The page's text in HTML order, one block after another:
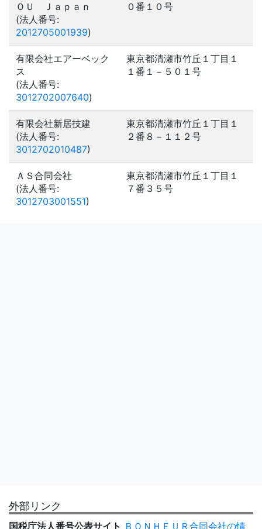
ＯＵ Ｊａｐａｎ
(法人番号:
2012705001939)
０番１０号
有限会社エアーベック
ス
(法人番号:
3012702007640)
東京都清瀬市竹丘１丁目１
１番１－５０１号
有限会社新居技建
(法人番号:
3012702010487)
東京都清瀬市竹丘１丁目１
２番８－１１２号
ＡＳ合同会社
(法人番号:
3012703001551)
東京都清瀬市竹丘１丁目１
７番３５号
外部リンク
国税庁法人番号公表サイト ＢＯＮＨＥＵＲ合同会社の情